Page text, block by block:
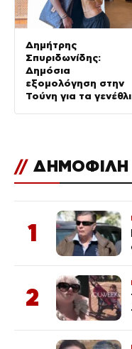
Δημήτρης
Σπυριδωνίδης:
Δημόσια
εξομολόγηση στην
Τούνη για τα
// ΔΗΜΟΦΙΛΗ
1
2